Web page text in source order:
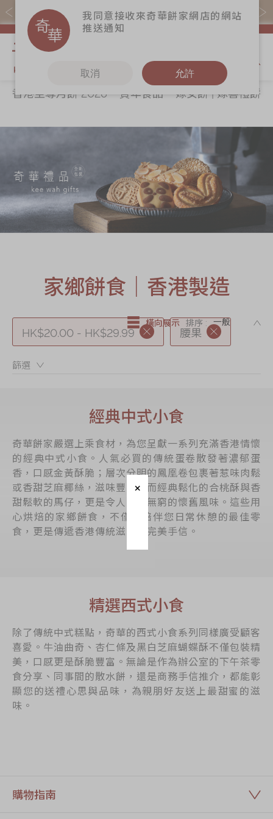
易賞錢會員憑推廣碼購買現貨產品可賺易賞錢($5=1分)
關於奇華
商務銷售
嫁喜須知
奇華網誌
奇華餅食
嫁女餅 | 嫁喜禮
餅
手信禮品
節日時令食品
茗茶系列
奇華迪士尼禮盒
奇華LINE
產品價目表
更多
奇華工作坊
奇華茶室
聯絡奇華
加入奇華
EN 简体
香港至尊月餅 2026 賀年食品
嫁女餅 | 嫁喜禮餅
家鄉餅食｜香港製造
HK$20.00 - HK$29.99 腰果
篩選：
橫向展示 排序 :
經典中式小食
奇華餅家嚴選上乘食材，為您呈獻一系列充滿香港情懷
的經典中式小食。人氣必買的傳統蛋卷散發著濃郁蛋
香，口感金黃酥脆；層次分明的鳳凰卷包裹著惹味肉鬆
或香甜芝麻椰絲，滋味豐富；而經典鬆化的合桃酥與香
甜鬆軟的馬仔，更是令人回味無窮的懷舊風味。這些用
心烘焙的家鄉餅食，不僅是陪伴您日常休憩的最佳零
食，更是傳遞香港傳統滋味的完美手信。
精選西式小食
除了傳統中式糕點，奇華的西式小食系列同樣廣受顧客
喜愛。牛油曲奇、杏仁條及黑白芝麻蝴蝶酥不僅包裝精
美，口感更是酥脆豐富。無論是作為辦公室的下午茶零
食分享、同事間的散水餅，還是商務手信推介，都能彰
顯您的送禮心思與品味，為親朋好友送上最甜蜜的滋
味。
購物指南
我同意接收來奇華餅家網店的網站
推送通知
取消 允許